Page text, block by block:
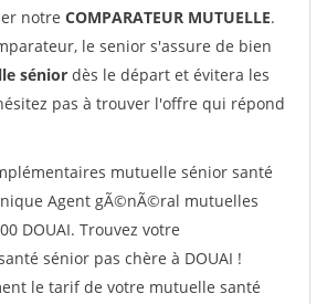
notre COMPARATEUR MUTUELLE.
le senior s'assure de bien
sénior dès le départ et évitera les
pas à trouver l'offre qui répond
mutuelle sénior santé
Agent gÃ©nÃ©ral mutuelles
DOUAI. Trouvez votre
sénior pas chère à DOUAI !
le tarif de votre mutuelle santé